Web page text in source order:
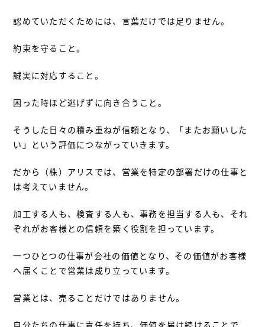
認めていただくためには、言葉だけでは足りません。
約束を守ること。
誠実に対応すること。
困った時ほど逃げずに向き合うこと。
そうした日々の積み重ねが信頼となり、「またお願いした
い」という評価につながっていきます。
だから（株）アリスでは、営業を特定の部署だけの仕事と
は考えていません。
加工する人も、検査する人も、事務を担当する人も、それ
ぞれがお客様との信頼を築く役割を担っています。
一つひとつの仕事が会社の価値となり、その価値がお客様
へ届くことで営業は成り立っています。
営業とは、売ることだけではありません。
自分たちの仕事に責任を持ち、価値を届け続けることで